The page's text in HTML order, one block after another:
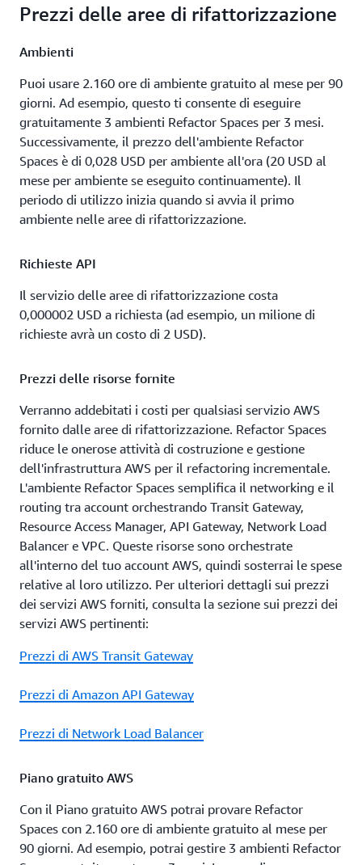
Prezzi delle aree di rifattorizzazione
Ambienti
Puoi usare 2.160 ore di ambiente gratuito al mese per 90
giorni. Ad esempio, questo ti consente di eseguire
gratuitamente 3 ambienti Refactor Spaces per 3 mesi.
Successivamente, il prezzo dell'ambiente Refactor
Spaces è di 0,028 USD per ambiente all'ora (20 USD al
mese per ambiente se eseguito continuamente). Il
periodo di utilizzo inizia quando si avvia il primo
ambiente nelle aree di rifattorizzazione.
Richieste API
Il servizio delle aree di rifattorizzazione costa
0,000002 USD a richiesta (ad esempio, un milione di
richieste avrà un costo di 2 USD).
Prezzi delle risorse fornite
Verranno addebitati i costi per qualsiasi servizio AWS
fornito dalle aree di rifattorizzazione. Refactor Spaces
riduce le onerose attività di costruzione e gestione
dell'infrastruttura AWS per il refactoring incrementale.
L'ambiente Refactor Spaces semplifica il networking e il
routing tra account orchestrando Transit Gateway,
Resource Access Manager, API Gateway, Network Load
Balancer e VPC. Queste risorse sono orchestrate
all'interno del tuo account AWS, quindi sosterrai le spese
relative al loro utilizzo. Per ulteriori dettagli sui prezzi
dei servizi AWS forniti, consulta la sezione sui prezzi dei
servizi AWS pertinenti:
Prezzi di AWS Transit Gateway
Prezzi di Amazon API Gateway
Prezzi di Network Load Balancer
Piano gratuito AWS
Con il Piano gratuito AWS potrai provare Refactor
Spaces con 2.160 ore di ambiente gratuito al mese per
90 giorni. Ad esempio, potrai gestire 3 ambienti Refactor